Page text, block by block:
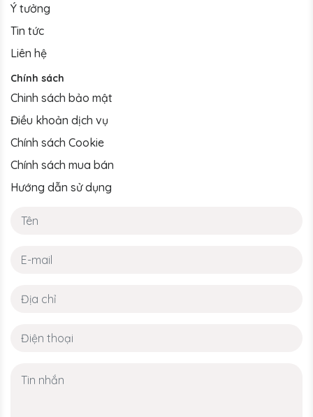
Ý tưởng
Tin tức
Liên hệ
Chính sách
Chinh sách bảo mật
Điều khoản dịch vụ
Chính sách Cookie
Chính sách mua bán
Hướng dẫn sử dụng